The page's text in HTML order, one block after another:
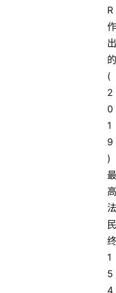
R
作
出
的
(
2
0
1
9
)
最
高
法
民
终
1
5
4